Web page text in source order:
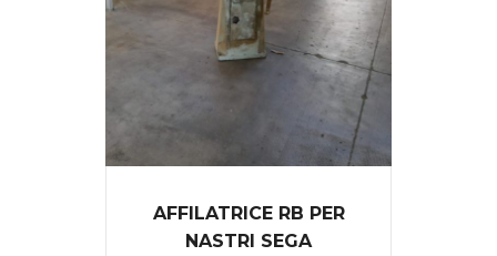
AFFILATRICE RB PER
NASTRI SEGA